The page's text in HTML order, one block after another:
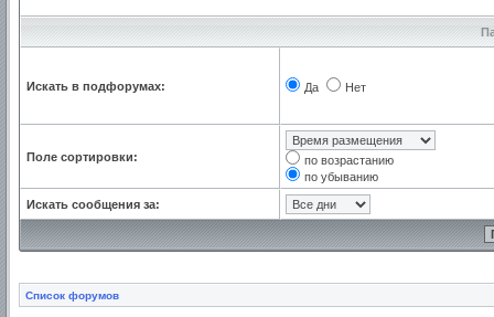
Искать в подфорумах: Да Нет
Поле сортировки:
по возрастанию
по убыванию
Искать сообщения за:
Список форумов